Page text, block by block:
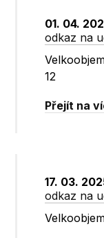
01. 04.
odkaz na
12
Přejít na
17. 03.
odkaz na